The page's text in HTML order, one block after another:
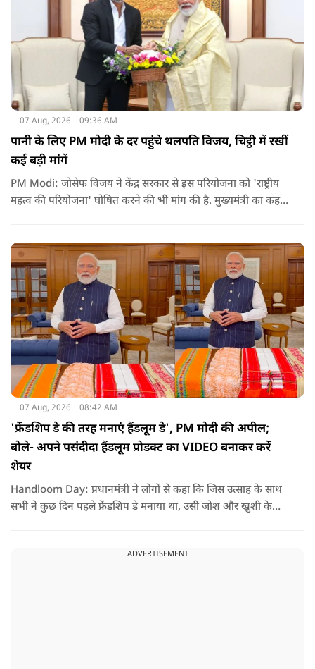
07 Aug, 2026 09:36 AM
पानी के लिए PM मोदी के दर पहुंचे थलपति विजय, चिट्ठी में रखीं
कई बड़ी मांगें
PM Modi: जोसेफ विजय ने केंद्र सरकार से इस परियोजना को 'राष्ट्रीय
महत्व की परियोजना' घोषित करने की भी मांग की है. मुख्यमंत्री का कहना
की समस्या को काफी हद तक कम किया जा सकता है.
07 Aug, 2026 08:42 AM
'फ्रेंडशिप डे की तरह मनाएं हैंडलूम डे', PM मोदी की अपील;
बोले- अपने पसंदीदा हैंडलूम प्रोडक्ट का VIDEO बनाकर करें
शेयर
Handloom Day: प्रधानमंत्री ने लोगों से कहा कि जिस उत्साह के साथ
सभी ने कुछ दिन पहले फ्रेंडशिप डे मनाया था, उसी जोश और खुशी के
ADVERTISEMENT